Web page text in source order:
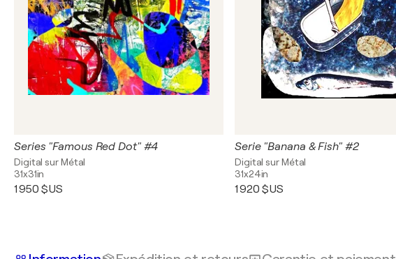
Series "Famous Red Dot" #4
Digital sur Métal
31x31in
1 950 $US
Serie "Banana & Fish" #2
Digital sur Métal
31x24in
1 920 $US